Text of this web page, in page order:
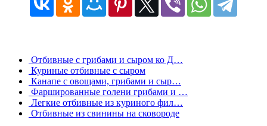
Отбивные с грибами и сыром ко Д…
Куриные отбивные с сыром
Канапе с овощами, грибами и сыр…
Фаршированные голени грибами и …
Легкие отбивные из куриного фил…
Отбивные из свинины на сковороде